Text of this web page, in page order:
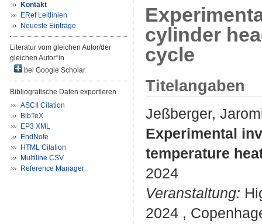
Kontakt
ERef Leitlinien
Neueste Einträge
Literatur vom gleichen Autor/der
gleichen Autor*in
bei Google Scholar
Bibliografische Daten exportieren
ASCII Citation
BibTeX
EP3 XML
EndNote
HTML Citation
Multiline CSV
Reference Manager
cylinder
cycle
Titelangaben
Jeßberger,
Experimental
temperature
2024
Veranstaltung:
2024 ,